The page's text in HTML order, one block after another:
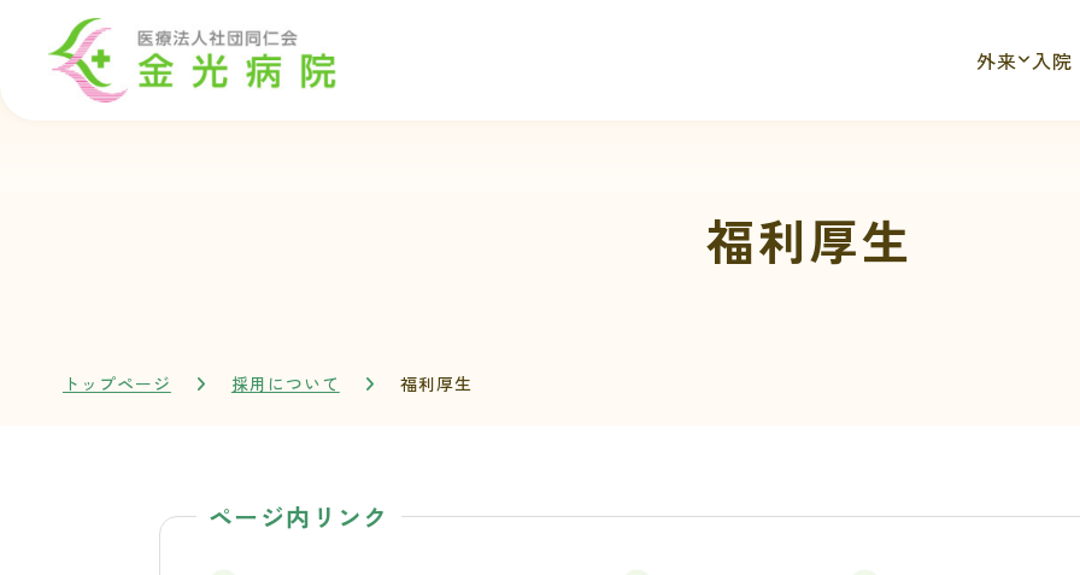
外来 入院
福利厚生
トップページ 採用について 福利厚生
ページ内リンク